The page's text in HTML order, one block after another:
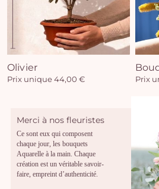
Olivier
Prix unique 44,00 € Prix
Merci à nos fleuristes
Ce sont eux qui composent
chaque jour, les bouquets
Aquarelle à la main. Chaque
création est un véritable savoir-
faire, empreint d’authenticité.